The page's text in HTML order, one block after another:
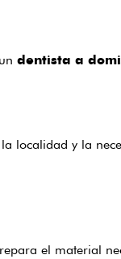
dentista a
localidad y la
el material